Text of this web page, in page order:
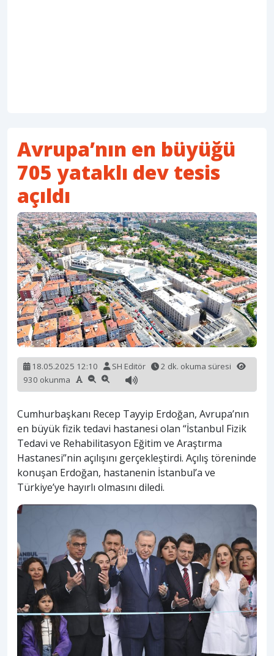
Avrupa’nın en büyüğü
705 yataklı dev tesis
açıldı
18.05.2025 12:10 SH Editör
2 dk. okuma süresi
930 okunma
Cumhurbaşkanı Recep Tayyip Erdoğan, Avrupa’nın
en büyük fizik tedavi hastanesi olan “İstanbul Fizik
Tedavi ve Rehabilitasyon Eğitim ve Araştırma
Hastanesi”nin açılışını gerçekleştirdi. Açılış töreninde
konuşan Erdoğan, hastanenin İstanbul’a ve
Türkiye’ye hayırlı olmasını diledi.